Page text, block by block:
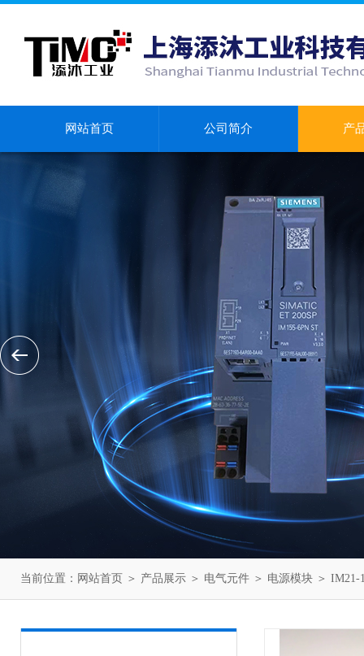
网站首页 公司简介 产
当前位置： 网站首页 ＞ 产品展示 ＞ 电气元件 ＞ 电源模块 ＞ IM21-